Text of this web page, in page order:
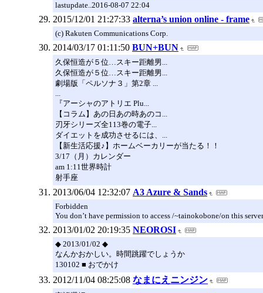
lastupdate..2016-08-07 22:04
2015/12/01 21:27:33 alterna’s union online - frame
(c) Rakuten Communications Corp.
2014/03/17 01:11:50 BUN+BUN
久保恒造が５位…スキー距離男...
久保恒造が５位…スキー距離男...
劇場版「ペルソナ３」第2章 ...
...
『アーシャのアトリエ Plu...
【コラム】あの日あの時あのコ...
刃牙シリーズ全113巻の電子...
ダイエットを成功させるには、...
【新生活応援♪】ホームベーカリーが当たる！！
3/17（月）カレンダー
am 1:11世界時計
射手座
2013/06/04 12:32:07 A3 Azure & Sands
Forbidden
You don’t have permission to access /~tainokobone/on this
2013/01/02 20:19:35 NEOROSI
◆ 2013/01/02 ◆
なんかおかしい。時間跳躍でしょうか
130102 ■ おでかけ
2012/11/04 08:25:08 なまにえニンジン